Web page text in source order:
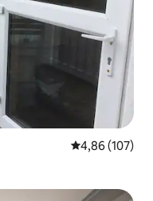
4,86 de uma
4,86 (107)